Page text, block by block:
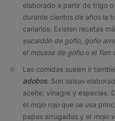
elaborado a partir de trigo
durante cientos de años la
canarios. Existen recetas
escaldón de gofio, gofio
el mousse de gofioo el flan
Las comidas suelen ir
adobos. Son salsas
aceite, vinagre y especias.
el mojo rojoque se usa
papas arrugadas y el mojo